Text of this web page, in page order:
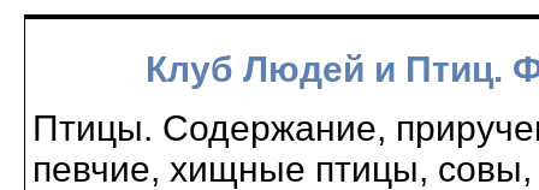
Клуб Людей и Птиц.
Птицы. Содержание,
певчие, хищные птицы, совы,